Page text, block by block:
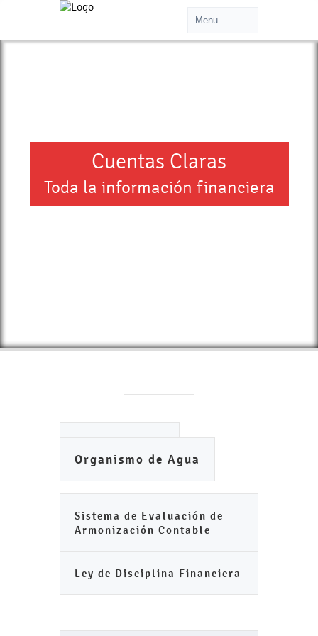
Cuentas Claras
Toda la información financiera
Organismo de Agua
Sistema de Evaluación de
Armonización Contable
Ley de Disciplina Financiera